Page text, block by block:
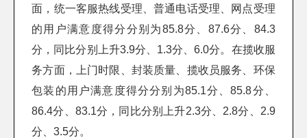
面，统一客服热线受理、普通电话受理、网点受理
的用户满意度得分分别为85.8分、87.6分、84.3
分，同比分别上升3.9分、1.3分、6.0分。在揽收服
务方面，上门时限、封装质量、揽收员服务、环保
包装的用户满意度得分分别为85.1分、85.8分、
86.4分、83.1分，同比分别上升2.3分、2.8分、2.9
分、3.5分。